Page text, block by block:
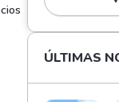
ÚLTIMAS